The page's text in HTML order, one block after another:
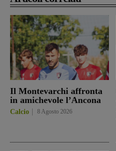
Il Montevarchi affronta
in amichevole l’Ancona
Calcio 8 Agosto 2026